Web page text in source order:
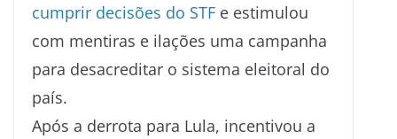
cumprir decisões do STF e estimulou
com mentiras e ilações uma campanha
para desacreditar o sistema eleitoral do
país.
Após a derrota para Lula, incentivou a